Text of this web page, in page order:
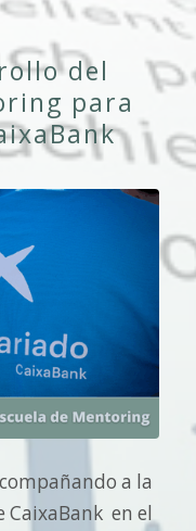
del
para
a la
CaixaBank en el